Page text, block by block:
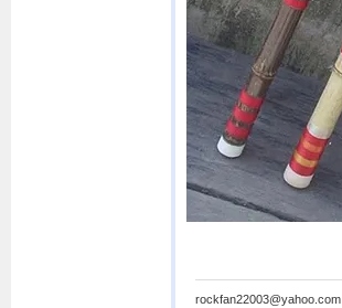
rockfan22003@yahoo.com